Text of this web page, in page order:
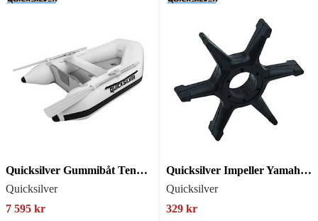
Quicksilver Gummibåt Tendy 200
Quicksilver
7 595 kr
Quicksilver Impeller Yamaha 689443520200
Quicksilver
329 kr